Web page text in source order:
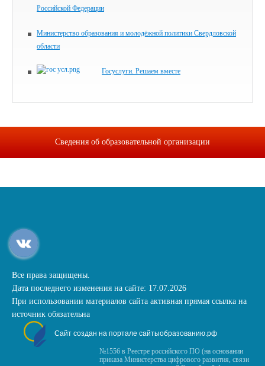
Российской Федерации
Министерство образования и молодёжной политики Свердловской
области
Госуслуги. Решаем вместе
Сведения об образовательной организации
Все права защищены.
Дата последнего изменения на сайте: 17.07.2026
При использовании материалов сайта активная прямая ссылка на
источник обязательна
Сайт создан на портале сайтыобразованию.рф
№1556 в Реестре российского ПО (на основании
приказа Министерства цифрового развития, связи